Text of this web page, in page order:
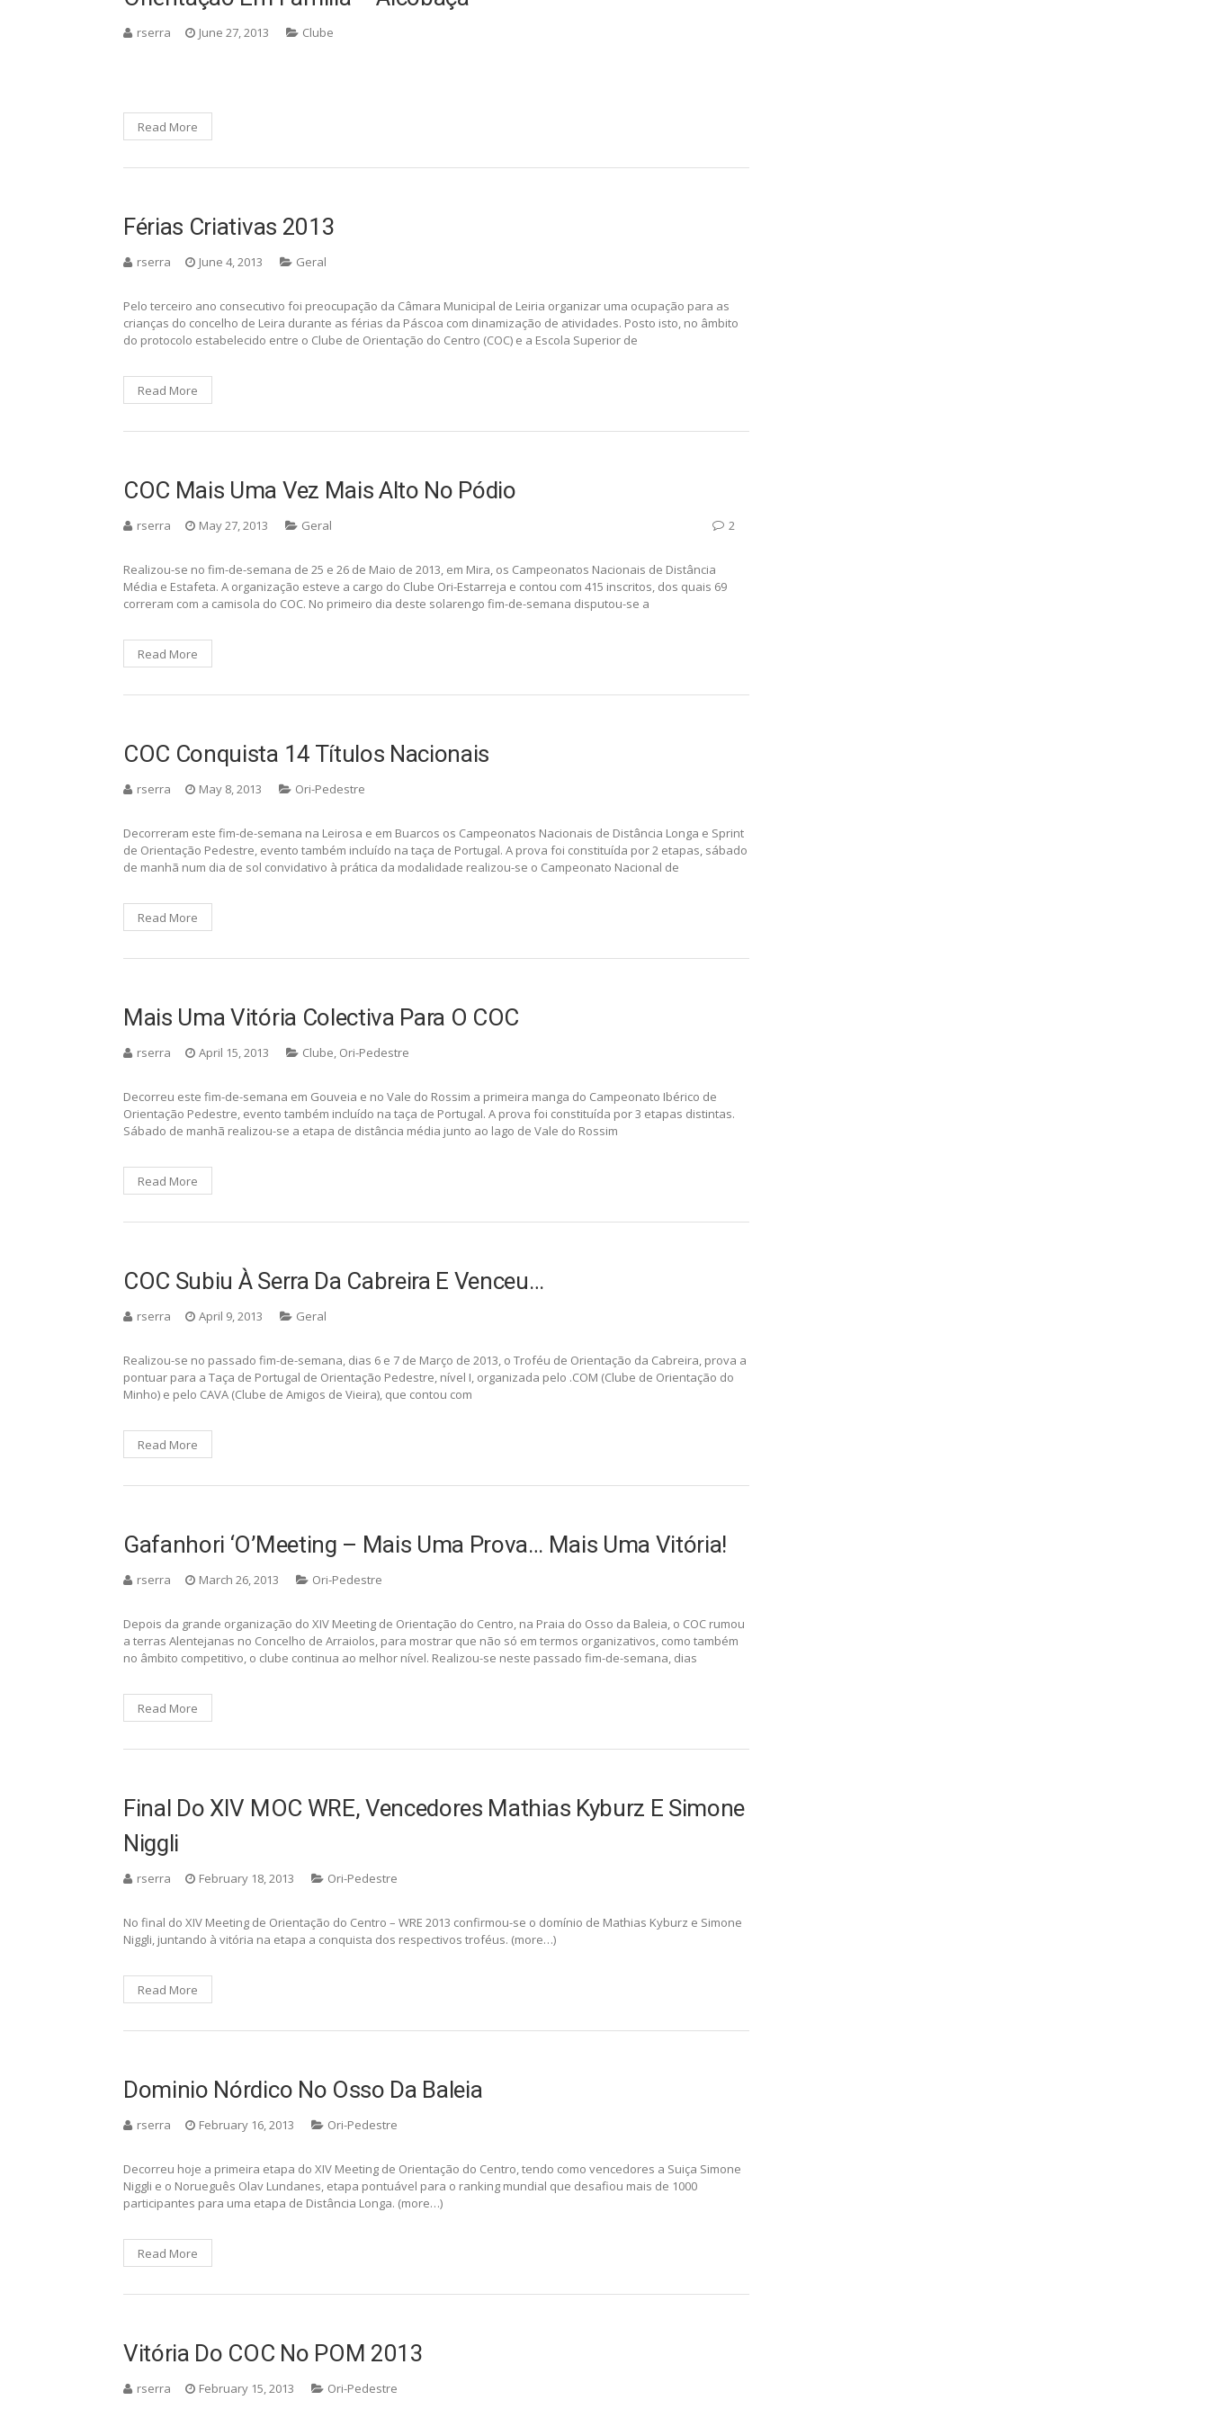
rserra June 27, 2013 Clube
Read More
Férias Criativas 2013
rserra June 4, 2013 Geral
Pelo terceiro ano consecutivo foi preocupação da Câmara Municipal de Leiria organizar uma ocupação para as
crianças do concelho de Leira durante as férias da Páscoa com dinamização de atividades. Posto isto, no âmbito
do protocolo estabelecido entre o Clube de Orientação do Centro (COC) e a Escola Superior de
Read More
COC Mais Uma Vez Mais Alto No Pódio
rserra May 27, 2013 Geral 2
Realizou-se no fim-de-semana de 25 e 26 de Maio de 2013, em Mira, os Campeonatos Nacionais de Distância
Média e Estafeta. A organização esteve a cargo do Clube Ori-Estarreja e contou com 415 inscritos, dos quais 69
correram com a camisola do COC. No primeiro dia deste solarengo fim-de-semana disputou-se a
Read More
COC Conquista 14 Títulos Nacionais
rserra May 8, 2013 Ori-Pedestre
Decorreram este fim-de-semana na Leirosa e em Buarcos os Campeonatos Nacionais de Distância Longa e Sprint
de Orientação Pedestre, evento também incluído na taça de Portugal. A prova foi constituída por 2 etapas, sábado
de manhã num dia de sol convidativo à prática da modalidade realizou-se o Campeonato Nacional de
Read More
Mais Uma Vitória Colectiva Para O COC
rserra April 15, 2013 Clube, Ori-Pedestre
Decorreu este fim-de-semana em Gouveia e no Vale do Rossim a primeira manga do Campeonato Ibérico de
Orientação Pedestre, evento também incluído na taça de Portugal. A prova foi constituída por 3 etapas distintas.
Sábado de manhã realizou-se a etapa de distância média junto ao lago de Vale do Rossim
Read More
COC Subiu À Serra Da Cabreira E Venceu…
rserra April 9, 2013 Geral
Realizou-se no passado fim-de-semana, dias 6 e 7 de Março de 2013, o Troféu de Orientação da Cabreira, prova a
pontuar para a Taça de Portugal de Orientação Pedestre, nível I, organizada pelo .COM (Clube de Orientação do
Minho) e pelo CAVA (Clube de Amigos de Vieira), que contou com
Read More
Gafanhori ‘O’Meeting – Mais Uma Prova… Mais Uma Vitória!
rserra March 26, 2013 Ori-Pedestre
Depois da grande organização do XIV Meeting de Orientação do Centro, na Praia do Osso da Baleia, o COC rumou
a terras Alentejanas no Concelho de Arraiolos, para mostrar que não só em termos organizativos, como também
no âmbito competitivo, o clube continua ao melhor nível. Realizou-se neste passado fim-de-semana, dias
Read More
Final Do XIV MOC WRE, Vencedores Mathias Kyburz E Simone
Niggli
rserra February 18, 2013 Ori-Pedestre
No final do XIV Meeting de Orientação do Centro – WRE 2013 confirmou-se o domínio de Mathias Kyburz e Simone
Niggli, juntando à vitória na etapa a conquista dos respectivos troféus. (more…)
Read More
Dominio Nórdico No Osso Da Baleia
rserra February 16, 2013 Ori-Pedestre
Decorreu hoje a primeira etapa do XIV Meeting de Orientação do Centro, tendo como vencedores a Suiça Simone
Niggli e o Norueguês Olav Lundanes, etapa pontuável para o ranking mundial que desafiou mais de 1000
participantes para uma etapa de Distância Longa. (more…)
Read More
Vitória Do COC No POM 2013
rserra February 15, 2013 Ori-Pedestre